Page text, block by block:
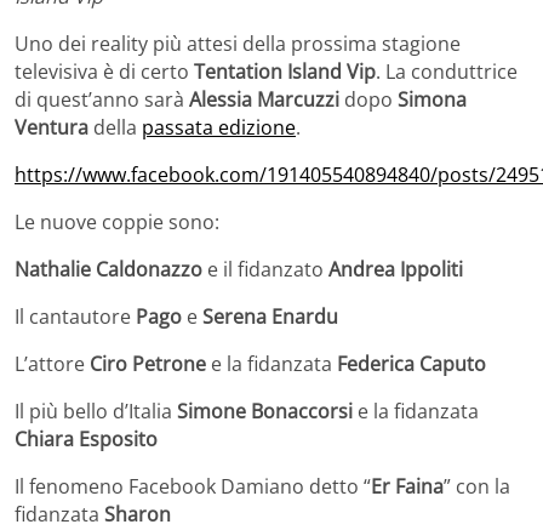
Uno dei reality più attesi della prossima stagione
televisiva è di certo Tentation Island Vip. La conduttrice
di quest’anno sarà Alessia Marcuzzi dopo Simona
Ventura della passata edizione.
https://www.facebook.com/191405540894840/posts/
Le nuove coppie sono:
Nathalie Caldonazzo e il fidanzato Andrea Ippoliti
Il cantautore Pago eSerena Enardu
L’attore Ciro Petrone e la fidanzata Federica Caputo
Il più bello d’Italia Simone Bonaccorsi e la fidanzata
Chiara Esposito
Il fenomeno Facebook Damiano detto “Er Faina” con la
fidanzata Sharon